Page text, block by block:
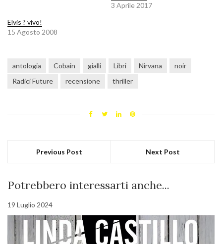
3 Aprile 2017
Elvis ? vivo!
15 Agosto 2008
antologia Cobain gialli Libri Nirvana
noir
Radici Future
recensione thriller
Previous Post Next Post
Potrebbero interessarti anche...
19 Luglio 2024